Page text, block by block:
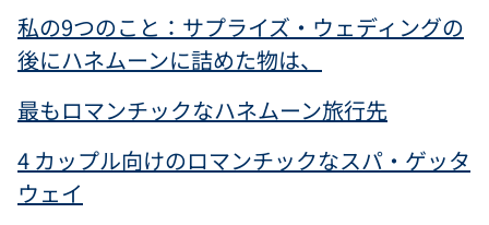
私の9つのこと：サプライズ・ウェディングの
後にハネムーンに詰めた物は、
最もロマンチックなハネムーン旅行先
4 カップル向けのロマンチックなスパ・ゲッタ
ウェイ